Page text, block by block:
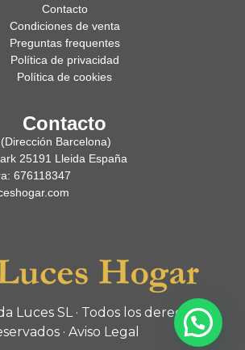
Contacto
Condiciones de venta
Preguntas frequentes
Política de privacidad
Política de cookies
Contacto
Barcelona)
25191 Lleida España
676118347
Luces SL · Todos los derechos
· Aviso Legal